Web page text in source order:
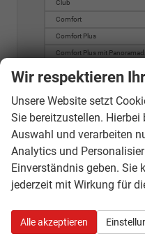
Club
Comfort
Comfort Plus
Comfort Plus mit
1.8 Hybrid Comfort+
Swift
1.2 Dualjet Hybrid 61 kW
1.2 Dualjet Hybrid 61 kW
1.2 Dualjet Hybrid 61 kW
1.2 Dualjet Hybrid 61 kW
Vitara
1.4 Mild-Hybrid Comfort 4x2
Wir respektieren
Unsere Website setzt
Sie bereitzustellen.
Auswahl und verarbeiten
Analytics und
Einverständnis geben. Sie
jederzeit mit Wirkung für
Alle akzeptieren